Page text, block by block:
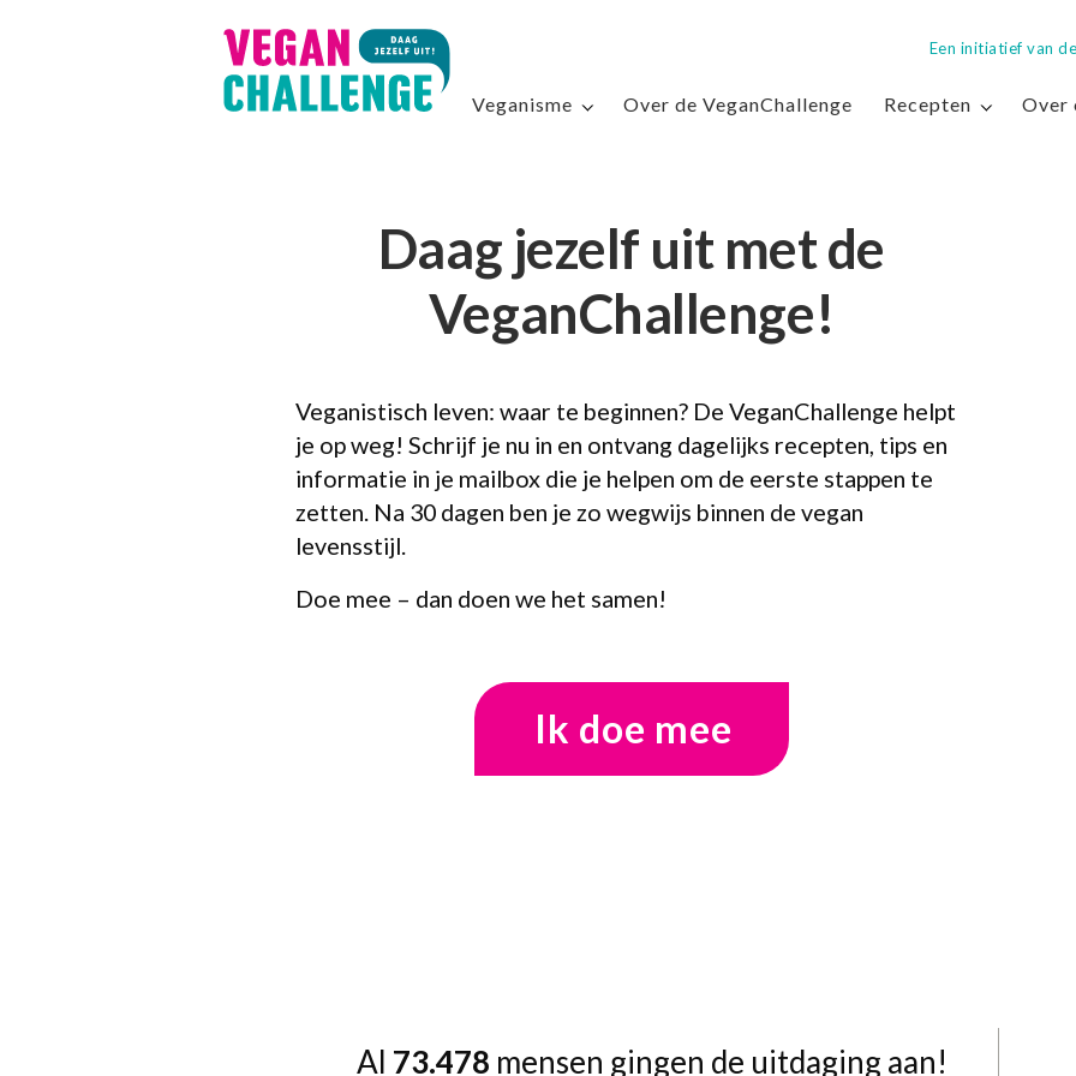
Een initiatief van
Veganisme Over de VeganChallenge Recepten Over
Daag jezelf uit met de
VeganChallenge!
Veganistisch leven: waar te beginnen? De VeganChallenge helpt
je op weg! Schrijf je nu in en ontvang dagelijks recepten, tips en
informatie in je mailbox die je helpen om de eerste stappen te
zetten. Na 30 dagen ben je zo wegwijs binnen de vegan
levensstijl.
Doe mee – dan doen we het samen!
Ik doe mee
Al 73.478 mensen gingen de uitdaging aan!